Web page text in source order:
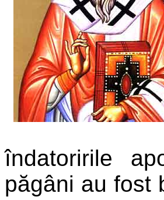
îndatoririle
păgâni au fost